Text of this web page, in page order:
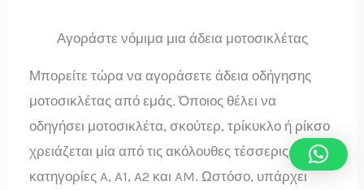
Αγοράστε νόμιμα μια άδεια μοτοσικλέτας
Μπορείτε τώρα να αγοράσετε άδεια οδήγησης
μοτοσικλέτας από εμάς. Όποιος θέλει να
οδηγήσει μοτοσικλέτα, σκούτερ, τρίκυκλο ή ρίκσο
χρειάζεται μία από τις ακόλουθες τέσσερις
κατηγορίες A, A1, A2 και AM. Ωστόσο, υπάρχει